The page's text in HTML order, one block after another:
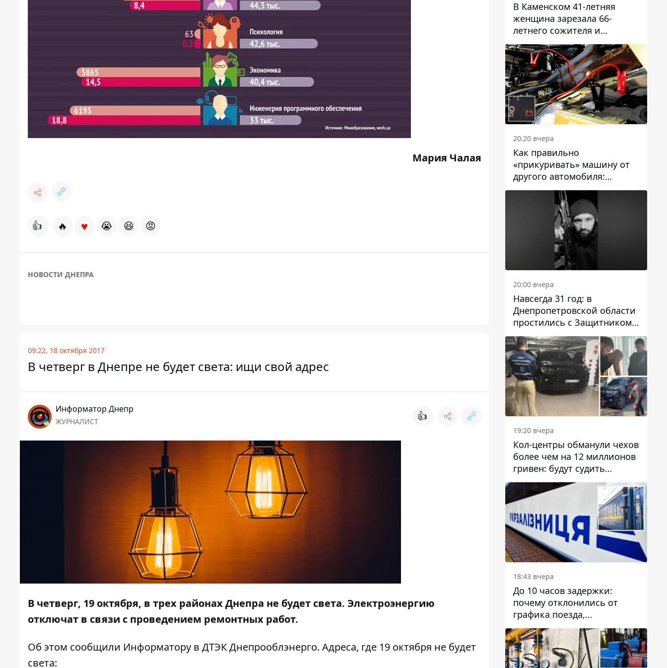
Мария Чалая
👍 🔥 ♥ 😭 😆 😡
НОВОСТИ ДНЕПРА
09:22, 18 октября 2017
В четверг в Днепре не будет света: ищи свой адрес
Информатор Днепр
ЖУРНАЛИСТ 👍
В четверг, 19 октября, в трех районах Днепра не будет света. Электроэнергию
отключат в связи с проведением ремонтных работ.
Об этом сообщили Информатору в ДТЭК Днепрооблэнерго. Адреса, где 19 октября не будет
света:
В Каменском 41-летняя
женщина зарезала 66-
летнего сожителя и
пыталась обмануть
полицейских
20:20 вчера
Как правильно
«прикуривать» машину от
другого автомобиля:
инструкция для водителей
20:00 вчера
Навсегда 31 год: в
Днепропетровской области
простились с Защитником
Александром Репиным
19:20 вчера
Кол-центры обманули чехов
более чем на 12 миллионов
гривен: будут судить
днепрянина,
организовавшего
транснациональную
преступную организацию
18:43 вчера
До 10 часов задержки:
почему отклонились от
графика поезда,
курсирующие через Днепр
и область